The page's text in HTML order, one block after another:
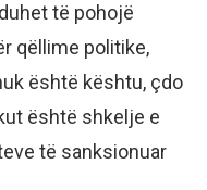
të pohojë
qëllime politike,
është kështu, çdo
është shkelje e
të sanksionuar